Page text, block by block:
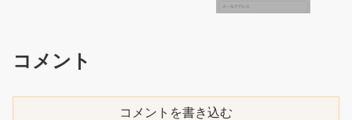
コメント
コメントを書き込む